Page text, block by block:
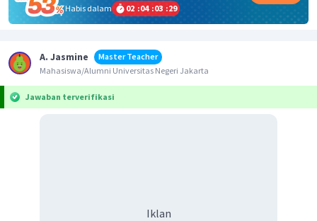
Habis dalam
02 :04 :03 :29
A. Jasmine
Master Teacher
Mahasiswa/Alumni Universitas Negeri Jakarta
Jawaban terverifikasi
Iklan